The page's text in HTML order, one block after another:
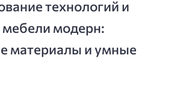
технологий и
мебели модерн:
материалы и умные